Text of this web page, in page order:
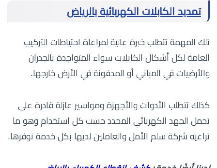
تمديد الكابلات الكهربائية بالرياض
تلك المهمة تتطلب خبرة عالية لمراعاة احتياطات التركيب
العامة لكل أشكال الكابلات سواء المتواجدة بالجدران
والأرضيات في المباني أو المدفونة في الأرض خارجها.
كذلك تتطلب الأدوات والأجهزة ومواسير عازلة قادرة على
تحمل الجهد الكهربائي المحدد حسب كل استخدام وهو ما
تراعيه شركة سلم الأمل والعاملين لديها بكل خدمة نوفرها.